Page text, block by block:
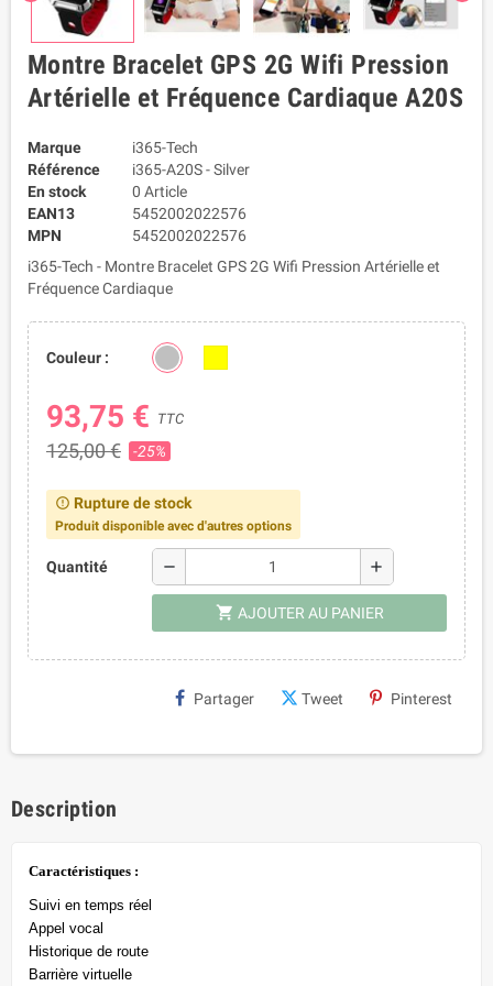
Montre Bracelet GPS 2G Wifi Pression
Artérielle et Fréquence Cardiaque A20S
Marque
i365-Tech
Référence
i365-A20S - Silver
En stock
0 Article
EAN13
5452002022576
MPN
5452002022576
i365-Tech - Montre Bracelet GPS 2G Wifi Pression Artérielle et
Fréquence Cardiaque
Couleur :
93,75 € TTC
125,00 € -25%
error_outline Rupture de stock
Produit disponible avec d'autres options
Quantité remove add
shopping_cart AJOUTER AU PANIER
Partager Tweet Pinterest
Description
Caractéristiques :
Suivi en temps réel
Appel vocal
Historique de route
Barrière virtuelle